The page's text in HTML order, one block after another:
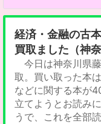
経済・金融の古
買取ました（神
今日は神奈川県
取。買い取った本
などに関する本が
立てようとお読み
うで、これを全部